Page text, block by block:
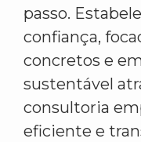
passo.
confiança,
concretos e
sustentável
consultoria
eficiente e